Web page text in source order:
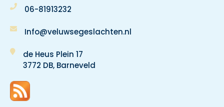
06-81913232
Info@veluwsegeslachten.nl
de Heus Plein 17
3772 DB, Barneveld